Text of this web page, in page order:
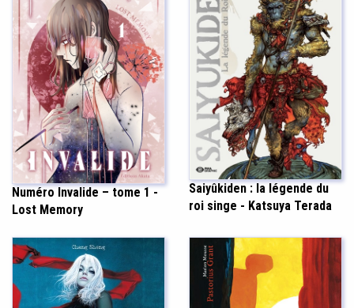
Numéro Invalide – tome 1 -
Lost Memory
Saiyûkiden : la légende du
roi singe - Katsuya Terada